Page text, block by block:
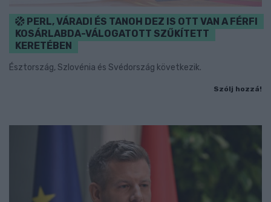
PERL, VÁRADI ÉS TANOH DEZ IS OTT VAN A FÉRFI
KOSÁRLABDA-VÁLOGATOTT SZŰKÍTETT
KERETÉBEN
Észtország, Szlovénia és Svédország következik.
Szólj hozzá!